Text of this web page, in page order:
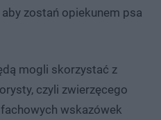
zostań opiekunem psa
mogli skorzystać z
czyli zwierzęcego
wskazówek